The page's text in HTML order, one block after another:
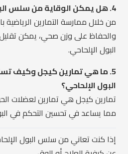
4. هل يمكن الوقاية من سلس البول الإلحاحي؟
من خلال ممارسة التمارين الرياضية
والحفاظ على وزن صحي، يمكن
البول الإلحاحي.
5. ما هي تمارين كيجل وكيف
البول الإلحاحي؟
تمارين كيجل هي تمارين لعضلات
مما يساعد في تحسين التحكم في
إذا كنت تعاني من سلس البول